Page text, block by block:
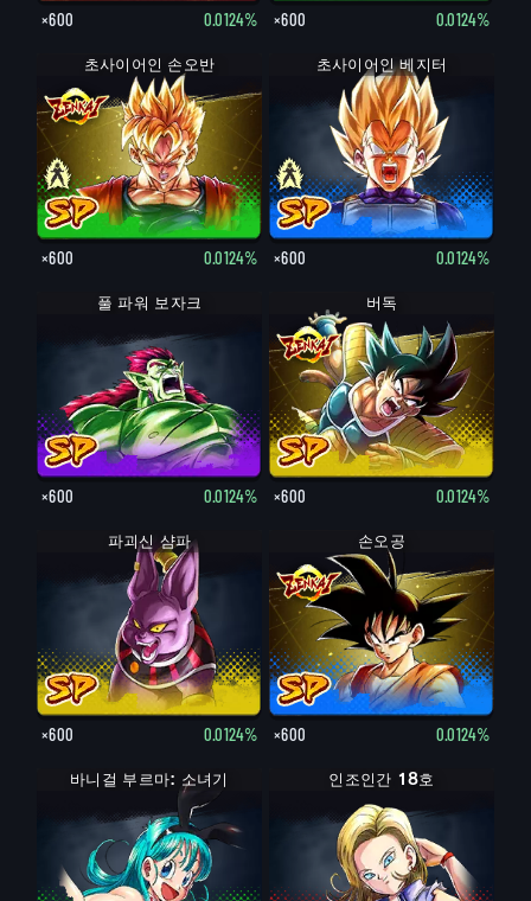
×600 0.0124% ×600 0.0124%
손오반
초사이어인 손오반
×600 0.0124%
베지터
초사이어인 베지터
×600 0.0124%
풀 파워 보자크
×600 0.0124%
버독
×600 0.0124%
파괴신 샴파
×600 0.0124%
손오공
×600 0.0124%
바니걸 부르마: 소녀기 인조인간 18호